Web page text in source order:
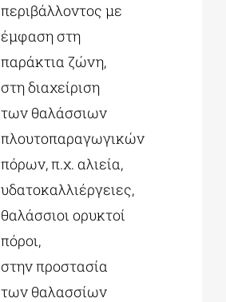
περιβάλλοντος με
έμφαση στη
παράκτια ζώνη,
στη διαχείριση
των θαλάσσιων
πλουτοπαραγωγικών
πόρων, π.χ. αλιεία,
υδατοκαλλιέργειες,
θαλάσσιοι ορυκτοί
πόροι,
στην προστασία
των θαλασσίων